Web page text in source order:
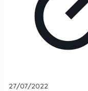
27/07/2022